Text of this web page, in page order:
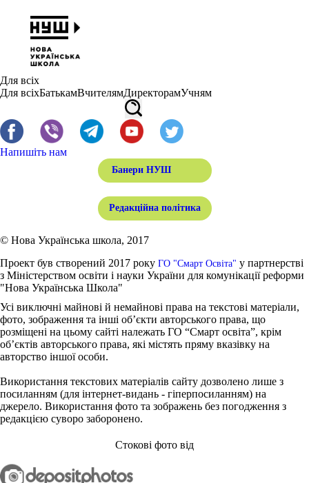
Для всіх
Для всіхБатькамВчителямДиректорамУчням
Напишіть нам
Банери НУШ
Редакційна політика
© Нова Українська школа, 2017
Проект був створений 2017 року ГО "Смарт Освіта" у партнерстві
з Міністерством освіти і науки України для комунікації реформи
"Нова Українська Школа"
Усі виключні майнові й немайнові права на текстові матеріали,
фото, зображення та інші об’єкти авторського права, що
розміщені на цьому сайті належать ГО “Смарт освіта”, крім
об’єктів авторського права, які містять пряму вказівку на
авторство іншої особи.
Використання текстових матеріалів сайту дозволено лише з
посиланням (для інтернет-видань - гіперпосиланням) на
джерело. Використання фото та зображень без погодження з
редакцією суворо заборонено.
Стокові фото від